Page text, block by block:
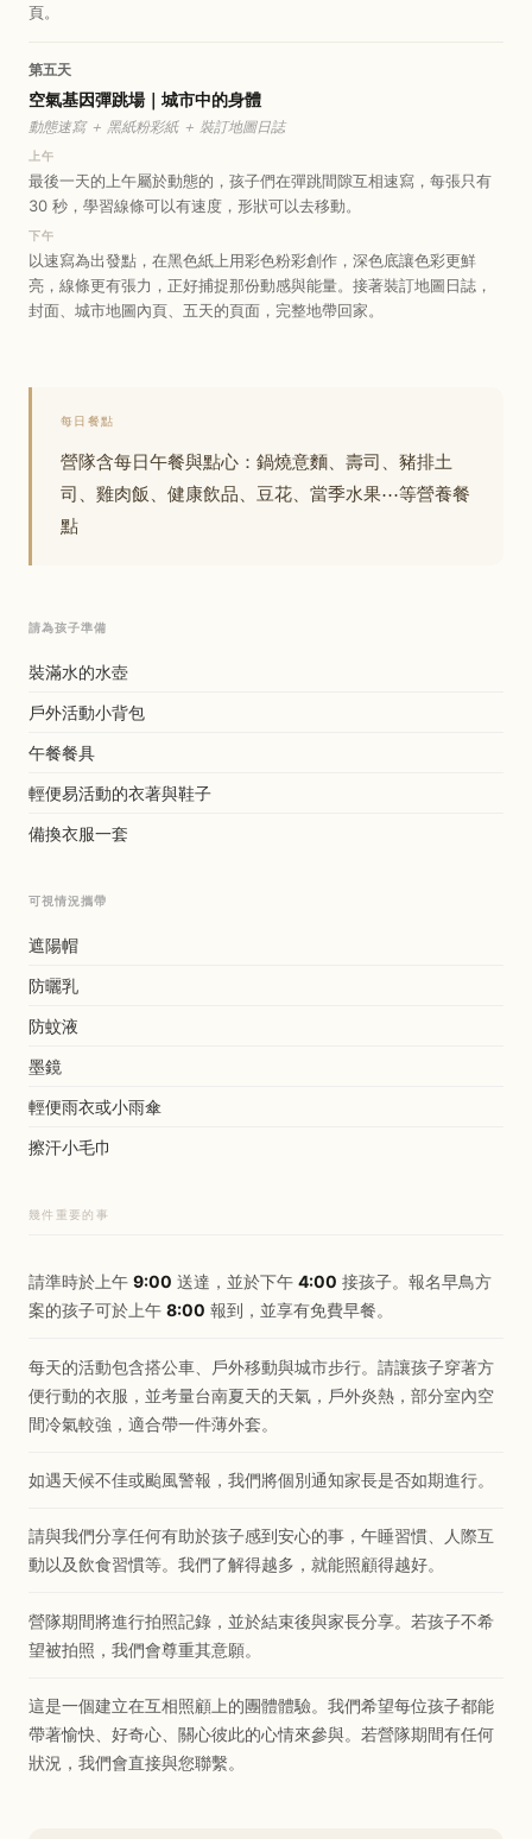
頁。
第五天
空氣基因彈跳場｜城市中的身體
動態速寫 ＋ 黑紙粉彩紙 ＋ 裝訂地圖日誌
上午
最後一天的上午屬於動態的，孩子們在彈跳間隙互相速寫，每張只有
30 秒，學習線條可以有速度，形狀可以去移動。
下午
以速寫為出發點，在黑色紙上用彩色粉彩創作，深色底讓色彩更鮮
亮，線條更有張力，正好捕捉那份動感與能量。接著裝訂地圖日誌，
封面、城市地圖內頁、五天的頁面，完整地帶回家。
每日餐點
營隊含每日午餐與點心：鍋燒意麵、壽司、豬排土
司、雞肉飯、健康飲品、豆花、當季水果⋯等營養餐
點
請為孩子準備
裝滿水的水壺
戶外活動小背包
午餐餐具
輕便易活動的衣著與鞋子
備換衣服一套
可視情況攜帶
遮陽帽
防曬乳
防蚊液
墨鏡
輕便雨衣或小雨傘
擦汗小毛巾
幾件重要的事
請準時於上午 9:00 送達，並於下午 4:00 接孩子。報名早鳥方
案的孩子可於上午 8:00 報到，並享有免費早餐。
每天的活動包含搭公車、戶外移動與城市步行。請讓孩子穿著方
便行動的衣服，並考量台南夏天的天氣，戶外炎熱，部分室內空
間冷氣較強，適合帶一件薄外套。
如遇天候不佳或颱風警報，我們將個別通知家長是否如期進行。
請與我們分享任何有助於孩子感到安心的事，午睡習慣、人際互
動以及飲食習慣等。我們了解得越多，就能照顧得越好。
營隊期間將進行拍照記錄，並於結束後與家長分享。若孩子不希
望被拍照，我們會尊重其意願。
這是一個建立在互相照顧上的團體體驗。我們希望每位孩子都能
帶著愉快、好奇心、關心彼此的心情來參與。若營隊期間有任何
狀況，我們會直接與您聯繫。